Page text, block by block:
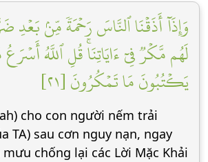
وَإِذَآ أَذَقۡنَا ٱلنَّاسَ رَحۡمَةٗ مِّنۢ بَعۡدِ
لَهُم مَّكۡرٞ فِيٓ ءَايَاتِنَاۚ قُلِ ٱللَّهُ
يَكۡتُبُونَ مَا تَمۡكُرُونَ [٢١]
cho con người nếm trải
TA) sau cơn nguy nạn, ngay
chống lại các Lời Mặc Khải